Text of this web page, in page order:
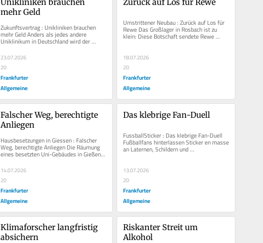
mehr Geld
Zukunftsvertrag : Unikliniken brauchen
mehr Geld Anders als jedes andere
Uniklinikum in Deutschland wird der
Marburg...
23.07.2026
20
Frankfurter
Allgemeine
Umstrittener Neubau : Zurück auf Los für
Rewe Das Großlager in Rosbach ist zu
klein: Diese Botschaft sendete Rewe
18.07.2026
20
Frankfurter
Allgemeine
Falscher Weg, berechtigte
Anliegen
Hausbesetzungen in Giessen : Falscher
Weg, berechtigte Anliegen Die Räumung
eines besetzten Uni-Gebäudes in Gießen
14.07.2026
20
Frankfurter
Allgemeine
Das klebrige Fan-Duell
FussballSticker : Das klebrige Fan-Duell
Fußballfans hinterlassen Sticker en masse
an Laternen, Schildern und
Verteilerkästen. Manche überkleben...
13.07.2026
20
Frankfurter
Allgemeine
Klimaforscher langfristig
absichern
Riskanter Streit um
Alkohol